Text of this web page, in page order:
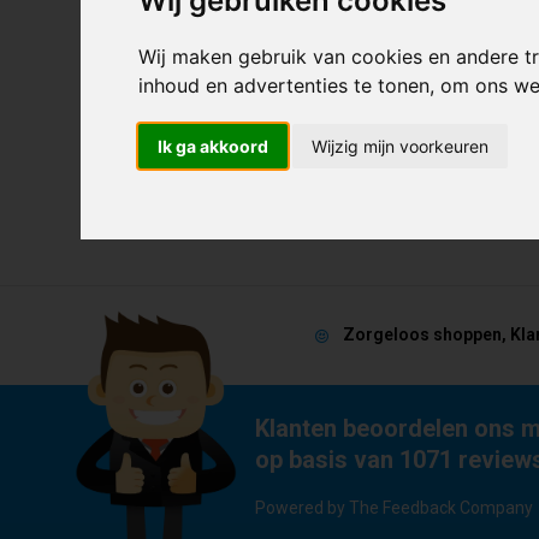
Wij maken gebruik van cookies en andere
inhoud en advertenties te tonen, om ons
Ik ga akkoord Wijzig mijn voorkeuren
persoonlijk
De
De Stuntstep
Zorgeloos shoppen,
Klanten beoordelen ons
op basis van 1071
Powered by The Feedback Company